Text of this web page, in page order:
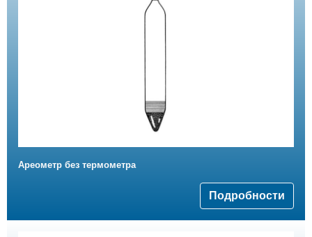
Ареометр без термометра
Подробности